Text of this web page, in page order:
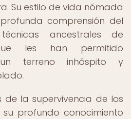
Su estilo de vida nómada
comprensión del
ancestrales de
les han permitido
terreno inhóspito y
de la supervivencia de los
profundo conocimiento